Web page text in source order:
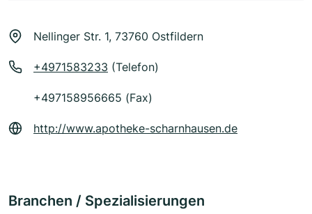
Nellinger Str. 1, 73760 Ostfildern
+4971583233 (Telefon)
+497158956665 (Fax)
http://www.apotheke-scharnhausen.de
Branchen / Spezialisierungen